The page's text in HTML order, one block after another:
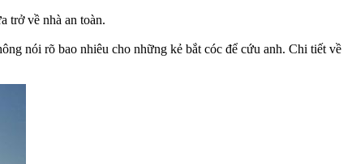
trở về nhà an toàn.
nói rõ bao nhiêu cho những kẻ bắt cóc để cứu anh. Chi tiết về